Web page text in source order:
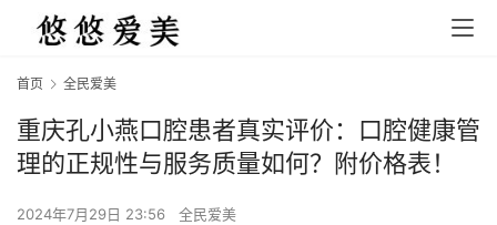
首页 全民爱美
重庆孔小燕口腔患者真实评价：口腔健康管
理的正规性与服务质量如何？附价格表！
2024年7月29日 23:56 全民爱美